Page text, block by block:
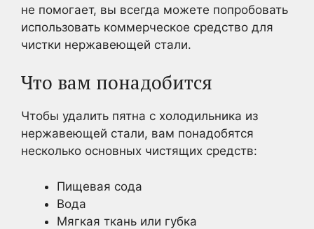
не помогает, вы всегда можете попробовать
использовать коммерческое средство для
чистки нержавеющей стали.
Что вам понадобится
Чтобы удалить пятна с холодильника из
нержавеющей стали, вам понадобятся
несколько основных чистящих средств:
Пищевая сода
Вода
Мягкая ткань или губка